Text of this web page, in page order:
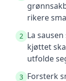
rikere
2 La
kjøttet
utfolde
3 Forsterk